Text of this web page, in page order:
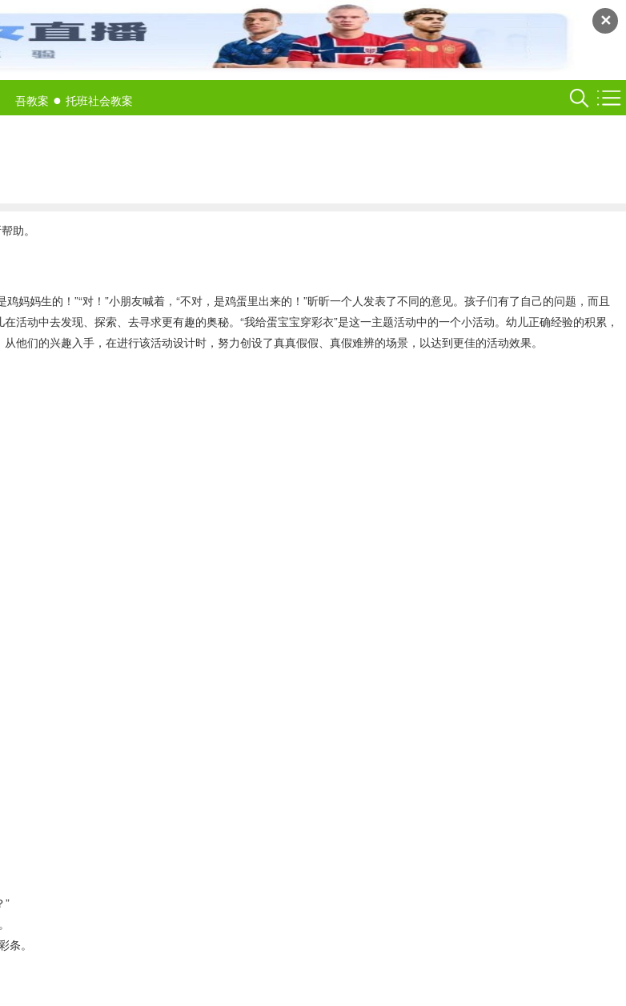
✕
吾教案 ● 托班社会教案
助。
妈妈生的！”“对！”小朋友喊着，“不对，是鸡蛋里出来的！”昕昕一个人发表了不同的意见。孩子们有了自己的问题，而且
动中去发现、探索、去寻求更有趣的奥秘。“我给蛋宝宝穿彩衣”是这一主题活动中的一个小活动。幼儿正确经验的积累，
们的兴趣入手，在进行该活动设计时，努力创设了真真假假、真假难辨的场景，以达到更佳的活动效果。
”
。